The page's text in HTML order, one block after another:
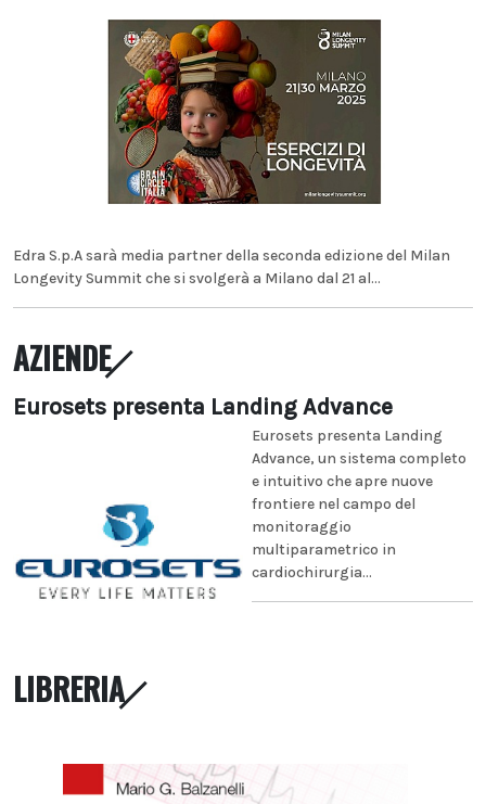
Edra S.p.A sarà media partner della seconda edizione del Milan
Longevity Summit che si svolgerà a Milano dal 21 al...
AZIENDE
Eurosets presenta Landing Advance
Eurosets presenta Landing
Advance, un sistema completo
e intuitivo che apre nuove
frontiere nel campo del
monitoraggio
multiparametrico in
cardiochirurgia...
LIBRERIA